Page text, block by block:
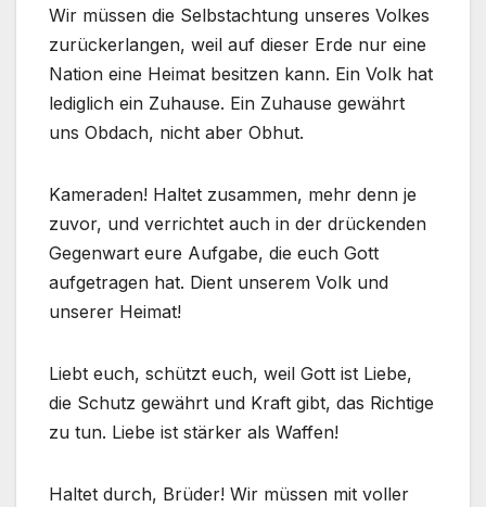
Wir müssen die Selbstachtung unseres Volkes
zurückerlangen, weil auf dieser Erde nur eine
Nation eine Heimat besitzen kann. Ein Volk hat
lediglich ein Zuhause. Ein Zuhause gewährt
uns Obdach, nicht aber Obhut.
Kameraden! Haltet zusammen, mehr denn je
zuvor, und verrichtet auch in der drückenden
Gegenwart eure Aufgabe, die euch Gott
aufgetragen hat. Dient unserem Volk und
unserer Heimat!
Liebt euch, schützt euch, weil Gott ist Liebe,
die Schutz gewährt und Kraft gibt, das Richtige
zu tun. Liebe ist stärker als Waffen!
Haltet durch, Brüder! Wir müssen mit voller